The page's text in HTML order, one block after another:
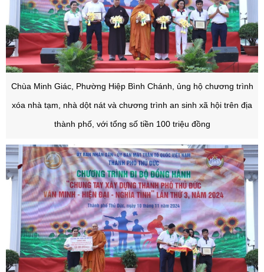
Chùa Minh Giác, Phường Hiệp Bình Chánh, ủng hộ chương trình
xóa nhà tạm, nhà dột nát và chương trình an sinh xã hội trên địa
thành phố, với tổng số tiền 100 triệu đồng